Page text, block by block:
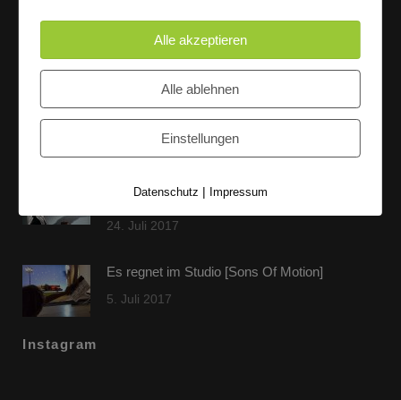
Letzte Beiträge
Jehnichen]
24. Juli 2017
Es regnet im Studio [Sons Of Motion]
5. Juli 2017
Instagram
Alle akzeptieren
Alle ablehnen
Einstellungen
Datenschutz | Impressum